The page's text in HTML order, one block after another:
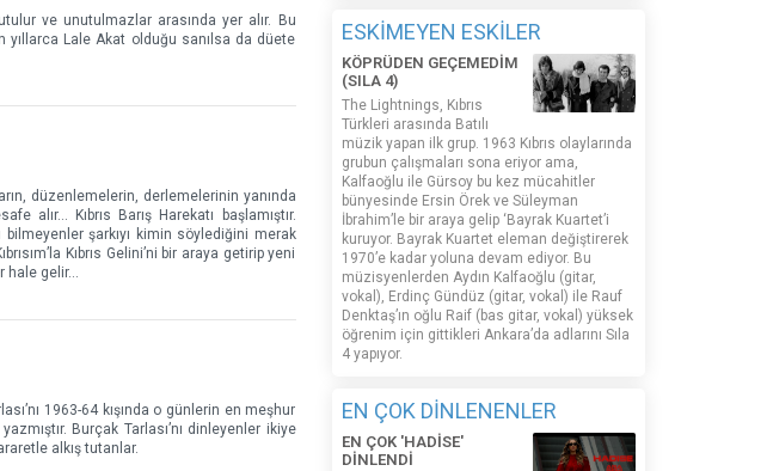
ve unutulmazlar arasında yer alır. Bu
yıllarca Lale Akat olduğu sanılsa da düete
düzenlemelerin, derlemelerinin yanında
alır… Kıbrıs Barış Harekatı başlamıştır.
bilmeyenler şarkıyı kimin söylediğini merak
Kıbrıs Gelini’ni bir araya getirip yeni
hale gelir…
1963-64 kışında o günlerin en meşhur
Burçak Tarlası’nı dinleyenler ikiye
alkış tutanlar.
ESKİMEYEN ESKİLER
KÖPRÜDEN GEÇEMEDİM
(SILA 4)
The Lightnings, Kıbrıs
Türkleri arasında Batılı
müzik yapan ilk grup. 1963 Kıbrıs olaylarında
grubun çalışmaları sona eriyor ama,
Kalfaoğlu ile Gürsoy bu kez mücahitler
bünyesinde Ersin Örek ve Süleyman
İbrahim’le bir araya gelip ‘Bayrak Kuartet’i
kuruyor. Bayrak Kuartet eleman değiştirerek
1970’e kadar yoluna devam ediyor. Bu
müzisyenlerden Aydın Kalfaoğlu (gitar,
vokal), Erdinç Gündüz (gitar, vokal) ile Rauf
Denktaş’ın oğlu Raif (bas gitar, vokal) yüksek
öğrenim için gittikleri Ankara’da adlarını Sıla
4 yapıyor.
EN ÇOK DİNLENENLER
EN ÇOK 'HADİSE'
DİNLENDİ